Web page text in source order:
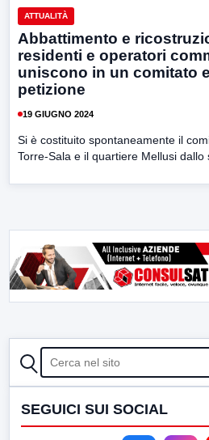
ATTUALITÀ
Abbattimento e
residenti e operatori
uniscono in un comitato
petizione
19 GIUGNO 2024
Si è costituito spontaneamente il
Torre-Sala e il quartiere Mellusi dallo
CERCA
SEGUICI SUI SOCIAL